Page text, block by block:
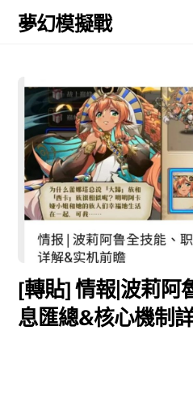
Skip
夢幻模擬戰
[轉貼] 情報|波莉阿
息匯總&核心機制